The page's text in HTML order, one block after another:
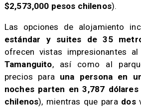
$2,573,000 pesos chilenos).
Las opciones de alojamiento
estándar y suites de 35
ofrecen vistas impresionantes al
Tamanguito, así como al
precios para una persona en
noches parten en 3,787 dólares
chilenos), mientras que para dos